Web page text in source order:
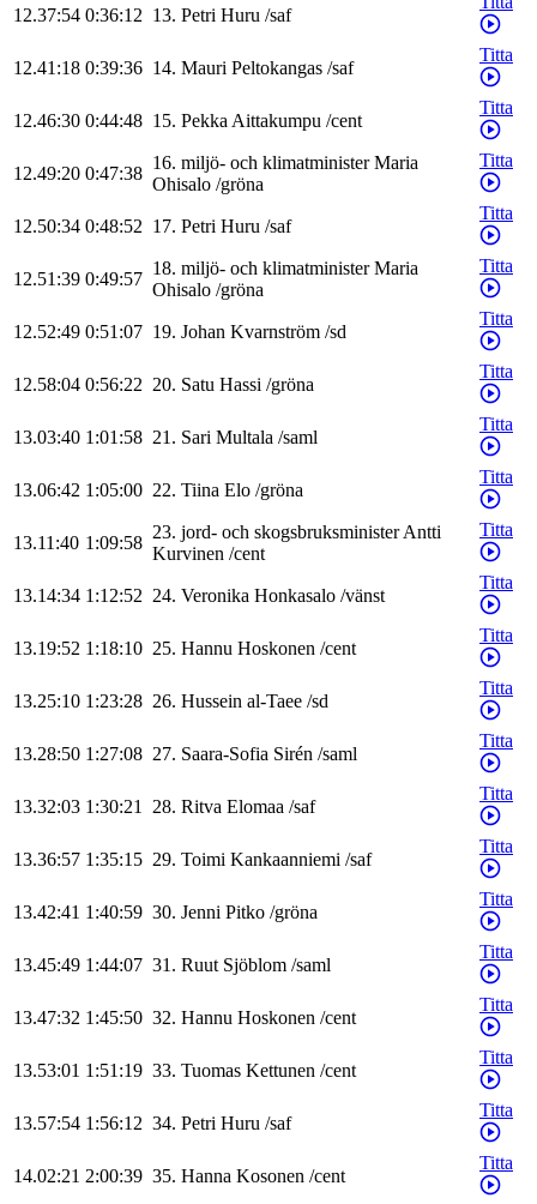
12.37:54 0:36:12 13. Petri Huru /saf
12.41:18 0:39:36 14. Mauri Peltokangas /saf
Titta
12.46:30 0:44:48 15. PekkaAittakumpu /cent
Titta
12.49:20 0:47:38
16. miljö- och klimatminister Maria
Ohisalo /gröna
Titta
12.50:34 0:48:52 17. Petri Huru /saf
Titta
12.51:39 0:49:57
18. miljö- och klimatminister Maria
Ohisalo /gröna
Titta
12.52:49 0:51:07 19. Johan Kvarnström /sd
Titta
12.58:04 0:56:22 20. Satu Hassi /gröna
Titta
13.03:40 1:01:58 21. Sari Multala /saml
Titta
13.06:42 1:05:00 22. Tiina Elo /gröna
Titta
13.11:40 1:09:58
23. jord- och skogsbruksministerAntti
Kurvinen /cent
Titta
13.14:34 1:12:52 24. Veronika Honkasalo /vänst
Titta
13.19:52 1:18:10 25. Hannu Hoskonen /cent
Titta
13.25:10 1:23:28 26. Hussein al-Taee /sd
Titta
13.28:50 1:27:08 27. Saara-Sofia Sirén /saml
Titta
13.32:03 1:30:21 28. Ritva Elomaa /saf
Titta
13.36:57 1:35:15 29. Toimi Kankaanniemi /saf
Titta
13.42:41 1:40:59 30. Jenni Pitko /gröna
Titta
13.45:49 1:44:07 31. Ruut Sjöblom /saml
Titta
13.47:32 1:45:50 32. Hannu Hoskonen /cent
Titta
13.53:01 1:51:19 33. Tuomas Kettunen /cent
Titta
13.57:54 1:56:12 34. Petri Huru /saf
Titta
14.02:21 2:00:39 35. Hanna Kosonen /cent
Titta